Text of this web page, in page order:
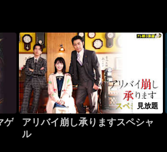
ゲ
見放題
アリバイ崩し承りますスペシャ
ル